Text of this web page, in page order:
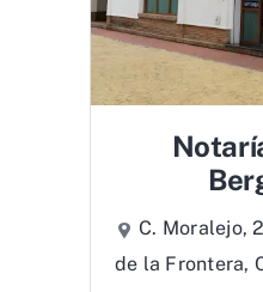
C. Moralejo,
de la Frontera,